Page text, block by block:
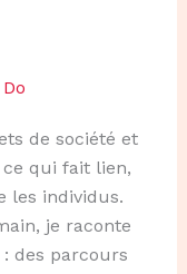
de société et
qui fait lien,
les individus.
je raconte
des parcours